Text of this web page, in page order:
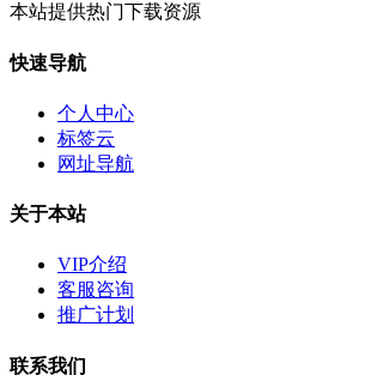
本站提供热门下载资源
快速导航
个人中心
标签云
网址导航
关于本站
VIP介绍
客服咨询
推广计划
联系我们